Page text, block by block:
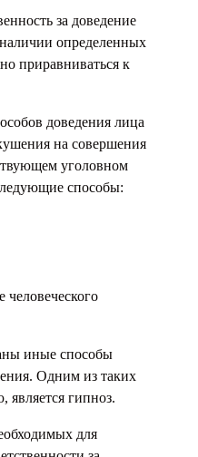
за доведение
определенных
приравниваться к
доведения лица
на совершения
уголовном
способы:
человеческого
иные способы
Одним из таких
гипноз.
для